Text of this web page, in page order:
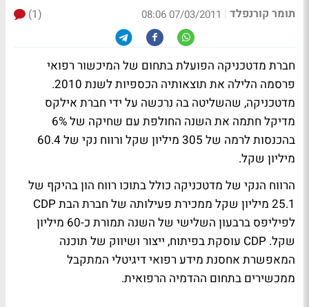
תומר קורנפלד |
07/03/2011 08:06
(1)
חברת מדטכניקה הפועלת בתחום של המיכשור רפואי
פרסמה הלילה את תוצאותיה הכספיות לשנת 2010.
מדטכניקה, שהשליטה בה נרכשה על ידי חברת אילקס
מדיקל חתמה את השנה החולפת עם שחיקה של 6%
בהכנסות לרמה של 305 מיליון שקל ורווח נקי של 60.4
מיליון שקל.
הרווח הנקי של מדטכניקה כולל בתוכו רווח הון בהיקף של
25.1 מיליון שקל ממכירת פעילותה של חברת הבת CDP
לפיליפס ברבעון השלישי של השנה תמורת כ-60 מיליון
שקל. CDP עוסקת בפיתוח, ייצור ושיווק של תוכנה
המאפשרת אחסנת מידע רפואי דיגיטלי המתקבל
ממכשירים בתחום ההדמיה הרפואית.